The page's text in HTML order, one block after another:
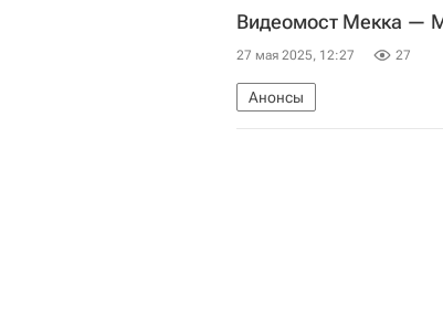
Видеомост Мекка —
27 мая 2025, 12:27 27
Анонсы